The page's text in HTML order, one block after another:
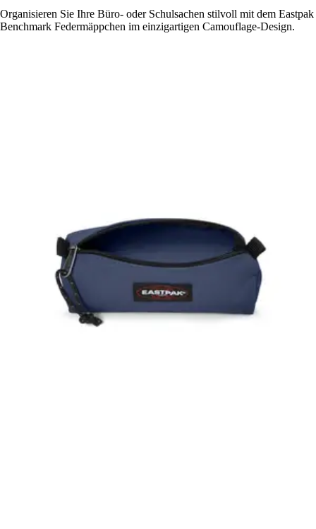
Organisieren Sie Ihre Büro- oder Schulsachen stilvoll mit dem Eastpak
Benchmark Federmäppchen im einzigartigen Camouflage-Design.